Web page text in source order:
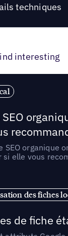
techniques
interesting
SEO
SEO
si elle vous
des fiches
de fiche